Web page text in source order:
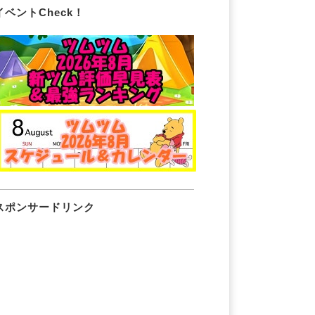
ベントCheck！
ポンサードリンク